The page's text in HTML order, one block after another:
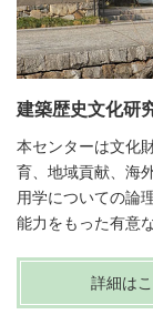
建築歴史文化研
本センターは文化
育、地域貢献、海
用学についての論
能力をもった有意
詳細は